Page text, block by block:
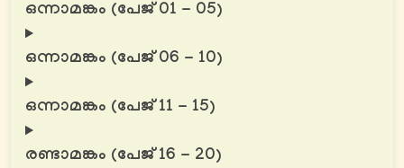
ഒന്നാമങ്കം (പേജ് 01 - 05)
ഒന്നാമങ്കം (പേജ് 06 - 10)
ഒന്നാമങ്കം (പേജ് 11 - 15)
രണ്ടാമങ്കം (പേജ് 16 - 20)